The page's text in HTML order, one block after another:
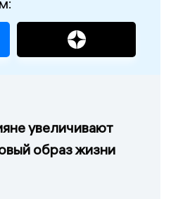
увеличивают
образ жизни